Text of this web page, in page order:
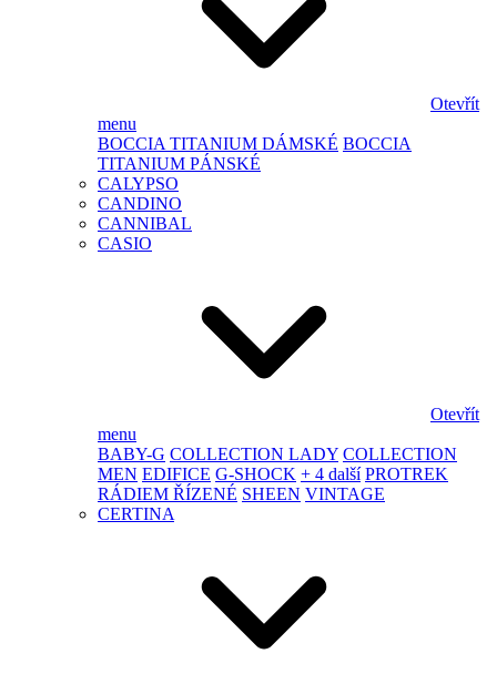
Otevřít
menu
BOCCIA TITANIUM DÁMSKÉ BOCCIA
TITANIUM PÁNSKÉ
CALYPSO
CANDINO
CANNIBAL
CASIO
Otevřít
menu
BABY-G COLLECTION LADY COLLECTION
MEN EDIFICE G-SHOCK + 4 další PROTREK
RÁDIEM ŘÍZENÉ SHEEN VINTAGE
CERTINA